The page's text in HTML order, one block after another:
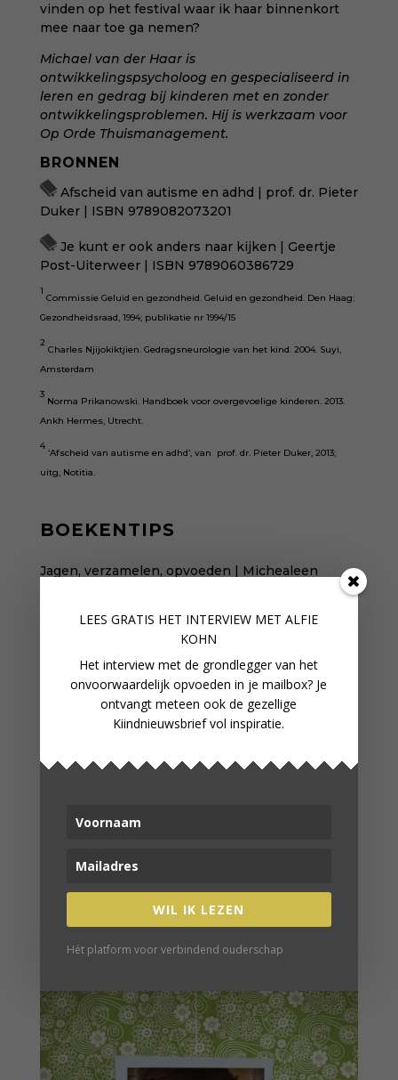
vinden op het festival waar ik haar binnenkort
mee naar toe ga nemen?
Michael van der Haar is
ontwikkelingspsycholoog en gespecialiseerd in
leren en gedrag bij kinderen met en zonder
ontwikkelingsproblemen. Hij is werkzaam voor
Op Orde Thuismanagement.
BRONNEN
Afscheid van autisme en adhd | prof. dr. Pieter
Duker | ISBN 9789082073201
Je kunt er ook anders naar kijken | Geertje
Post-Uiterweer | ISBN 9789060386729
1
Commissie Geluid en gezondheid. Geluid en gezondheid. Den Haag:
Gezondheidsraad, 1994; publikatie nr 1994/15
2
Charles Njijokiktjien. Gedragsneurologie van het kind. 2004. Suyi,
Amsterdam
3
Norma Prikanowski. Handboek voor overgevoelige kinderen. 2013.
Ankh Hermes, Utrecht.
4
‘Afscheid van autisme en adhd’, van prof. dr. Pieter Duker, 2013;
uitg, Notitia.
BOEKENTIPS
Jagen, verzamelen, opvoeden | Michealeen
Temperamentvolle kinderen | Eva Bronsveld
Onvoorwaardelijk ouderschap | Alfie Kohn
WORD LID
In onze fijne online community
WORD LID VAN ONZE
VERDER LEZEN
LEES GRATIS HET INTERVIEW MET ALFIE
KOHN
Het interview met de grondlegger van het
onvoorwaardelijk opvoeden in je mailbox? Je
ontvangt meteen ook de gezellige
Kiindnieuwsbrief vol inspiratie.
WIL IK LEZEN
Hét platform voor verbindend ouderschap